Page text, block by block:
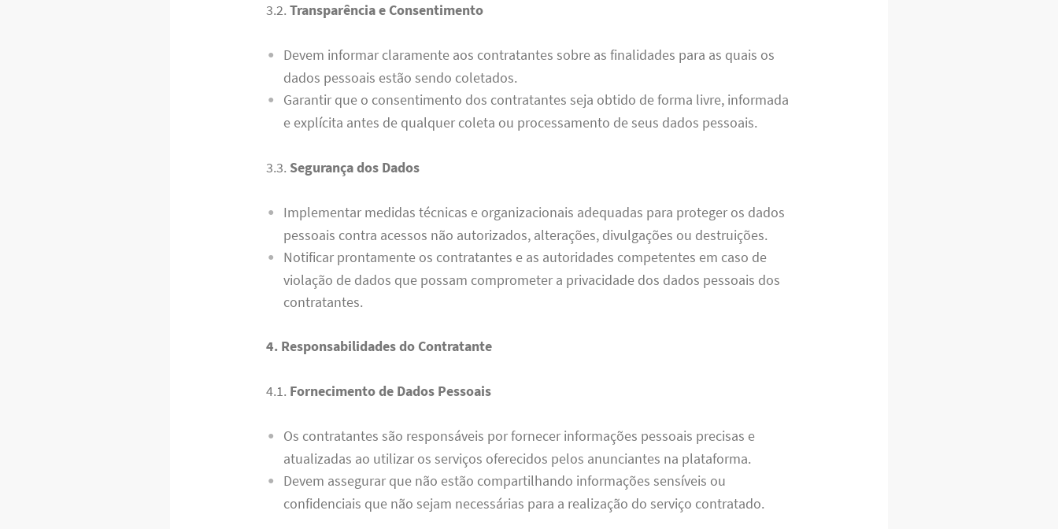
3.2.Transparência e Consentimento
Devem informar claramente aos contratantes sobre as finalidades para as quais os
dados pessoais estão sendo coletados.
Garantir que o consentimento dos contratantes seja obtido de forma livre, informada
e explícita antes de qualquer coleta ou processamento de seus dados pessoais.
3.3. Segurança dos Dados
Implementar medidas técnicas e organizacionais adequadas para proteger os dados
pessoais contra acessos não autorizados, alterações, divulgações ou destruições.
Notificar prontamente os contratantes e as autoridades competentes em caso de
violação de dados que possam comprometer a privacidade dos dados pessoais dos
contratantes.
4. Responsabilidades do Contratante
4.1. Fornecimento de Dados Pessoais
Os contratantes são responsáveis por fornecer informações pessoais precisas e
atualizadas ao utilizar os serviços oferecidos pelos anunciantes na plataforma.
Devem assegurar que não estão compartilhando informações sensíveis ou
confidenciais que não sejam necessárias para a realização do serviço contratado.